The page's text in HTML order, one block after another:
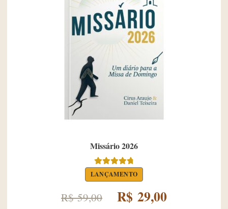
Missário 2026
Avaliação
4.89de 5
LANÇAMENTO
R$59,00
OR$ 29,00O